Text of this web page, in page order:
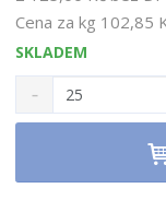
Cena za kg 102,85
SKLADEM
m
i
S
n
í